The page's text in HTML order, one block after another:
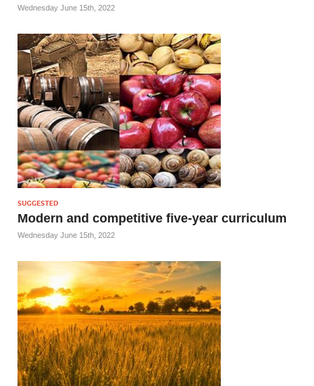
Wednesday June 15th, 2022
SUGGESTED
Modern and competitive five-year curriculum
Wednesday June 15th, 2022